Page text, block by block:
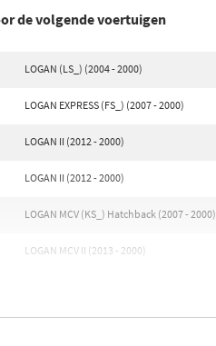
de volgende voertuigen
LOGAN (LS_) (2004 - 2000)
LOGAN EXPRESS (FS_) (2007 - 2000)
LOGAN II (2012 - 2000)
LOGAN II (2012 - 2000)
LOGAN MCV (KS_) Hatchback (2007 - 2000)
LOGAN MCV II (2013 - 2000)